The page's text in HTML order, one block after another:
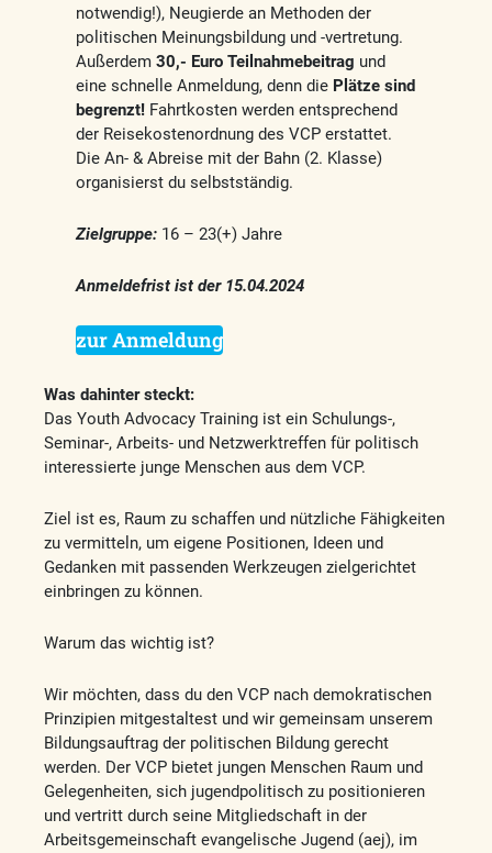
notwendig!), Neugierde an Methoden der
politischen Meinungsbildung und -vertretung.
Außerdem30,- Euro Teilnahmebeitrag und
eine schnelle Anmeldung, denn die Plätze sind
begrenzt! Fahrtkosten werden entsprechend
der Reisekostenordnung des VCP erstattet.
Die An- & Abreise mit der Bahn (2. Klasse)
organisierst du selbstständig.
Zielgruppe: 16 – 23(+) Jahre
Anmeldefrist ist der 15.04.2024
zur Anmeldung
Was dahinter steckt:
Das Youth Advocacy Training ist ein Schulungs-,
Seminar-, Arbeits- und Netzwerktreffen für politisch
interessierte junge Menschen aus dem VCP.
Ziel ist es, Raum zu schaffen und nützliche Fähigkeiten
zu vermitteln, um eigene Positionen, Ideen und
Gedanken mit passenden Werkzeugen zielgerichtet
einbringen zu können.
Warum das wichtig ist?
Wir möchten, dass du den VCP nach demokratischen
Prinzipien mitgestaltest und wir gemeinsam unserem
Bildungsauftrag der politischen Bildung gerecht
werden. Der VCP bietet jungen Menschen Raum und
Gelegenheiten, sich jugendpolitisch zu positionieren
und vertritt durch seine Mitgliedschaft in der
Arbeitsgemeinschaft evangelische Jugend (aej), im